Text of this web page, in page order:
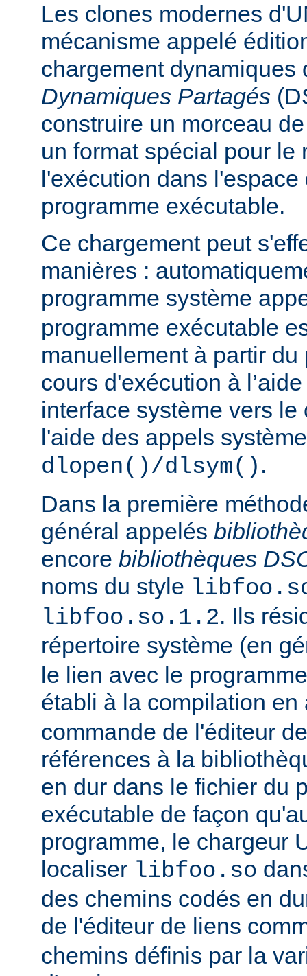
Les clones modernes
mécanisme appelé
chargement dynamiques
Dynamiques Partagés
construire un morceau
un format spécial pour le
l'exécution dans
programme exécutable.
Ce chargement peut
manières :
programme système
programme exécutable
manuellement à partir du
cours d'exécution à
interface système vers
l'aide des appels système
dlopen()/dlsym() .
Dans la première
général appelés
encore bibliothèques
noms du style
libfoo.so.1.2. Ils
répertoire système (en
le lien avec le
établi à la compilation
commande de l'éditeur
références à la
en dur dans le fichier du
exécutable de façon
programme, le chargeur
localiser libfoo.so
des chemins codés en
de l'éditeur de liens
chemins définis par la